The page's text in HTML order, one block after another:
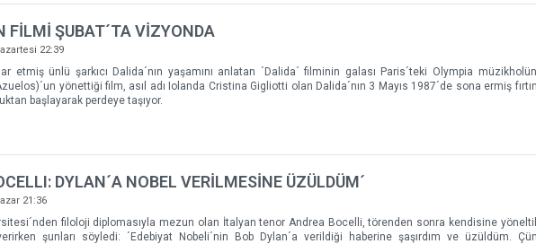
FİLMİ ŞUBAT´TA VİZYONDA
22:39
etmiş ünlü şarkıcı Dalida´nın yaşamını anlatan ´Dalida´ filminin galası Paris´teki Olympia
yönettiği film, asıl adı Iolanda Cristina Gigliotti olan Dalida´nın 3 Mayıs 1987´de sona ermiş
başlayarak perdeye taşıyor.
DYLAN´A NOBEL VERİLMESİNE ÜZÜLDÜM´
21:36
filoloji diplomasıyla mezun olan İtalyan tenor Andrea Bocelli, törenden sonra kendisine
şunları söyledi: ´Edebiyat Nobeli´nin Bob Dylan´a verildiği haberine şaşırdım ve üzüldüm.